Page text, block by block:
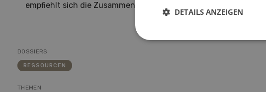
empfiehlt sich die Zusammenarbeit mit der kantonalen Beratung.
DOSSIERS
RESSOURCEN
THEMEN
DETAILS ANZEIGEN